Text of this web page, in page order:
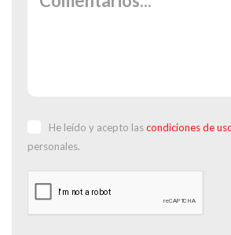
He leído y acepto lascondiciones de
personales.